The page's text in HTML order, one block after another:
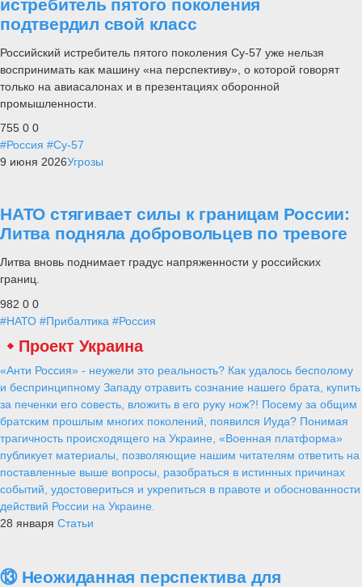
истребитель пятого поколения
подтвердил свой класс
Российский истребитель пятого поколения Су-57 уже нельзя
воспринимать как машину «на перспективу», о которой говорят
только на авиасалонах и в презентациях оборонной
промышленности.
755 0 0
#Россия #Су-57
9 июня 2026Угрозы
НАТО стягивает силы к границам России:
Литва подняла добровольцев по тревоге
Литва вновь поднимает градус напряженности у российских
границ.
982 0 0
#НАТО #Прибалтика #Россия
Проект Украина
«Анти Россия» - неужели это реальность? Как удалось бесполому
и беспринципному Западу отравить сознание нашего брата, купить
за печенки его совесть, вложить в его руку нож?! Посему за общим
братским прошлым многих поколений, появился Иуда? Понимая
трагичность происходящего на Украине, «Военная платформа»
публикует материалы, позволяющие нашим читателям ответить на
поставленные выше вопросы, разобраться в истинных причинах
событий, удостовериться и укрепиться в правоте и обоснованности
действий России на Украине.
28 января Статьи
⑬ Неожиданная перспектива для